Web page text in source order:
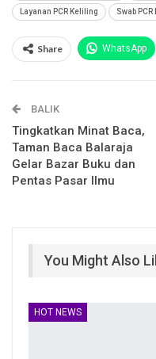
Layanan PCR Keliling Swab
Share WhatsApp
Telegram
BALIK
Tingkatkan Minat Baca,
Taman Baca Balaraja
Gelar Bazar Buku dan
Pentas Pasar Ilmu
You Might Also
HOT NEWS